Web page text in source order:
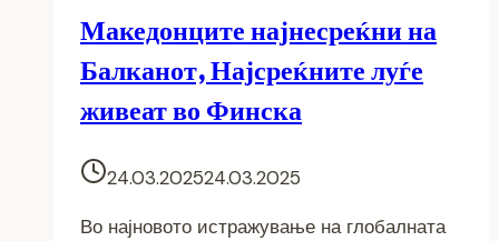
Македонците најнесреќни на
Балканот, Најсреќните луѓе
живеат во Финска
24.03.202524.03.2025
Во најновото истражување на глобалната